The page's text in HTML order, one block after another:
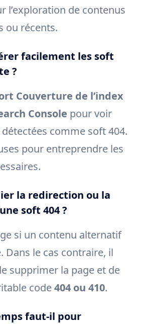
l’exploration de contenus
ou récents.
facilement les soft
?
Couverture de l’index
Console pour voir
comme soft 404.
pour entreprendre les
la redirection ou la
soft 404 ?
si un contenu alternatif
Dans le cas contraire, il
supprimer la page et de
code404 ou 410.
faut-il pour